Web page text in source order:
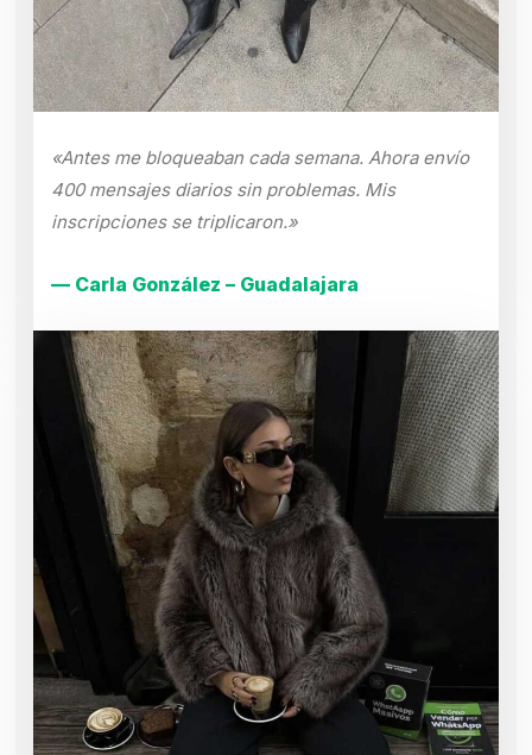
«Antes me bloqueaban cada semana. Ahora envío
400 mensajes diarios sin problemas. Mis
inscripciones se triplicaron.»
— Carla González – Guadalajara